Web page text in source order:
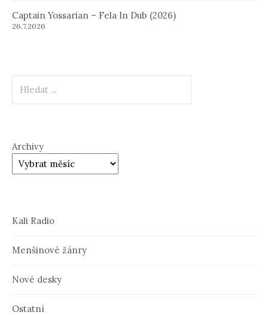
Captain Yossarian – Fela In Dub (2026)
26.7.2026
Archivy
Kali Radio
Menšinové žánry
Nové desky
Ostatní